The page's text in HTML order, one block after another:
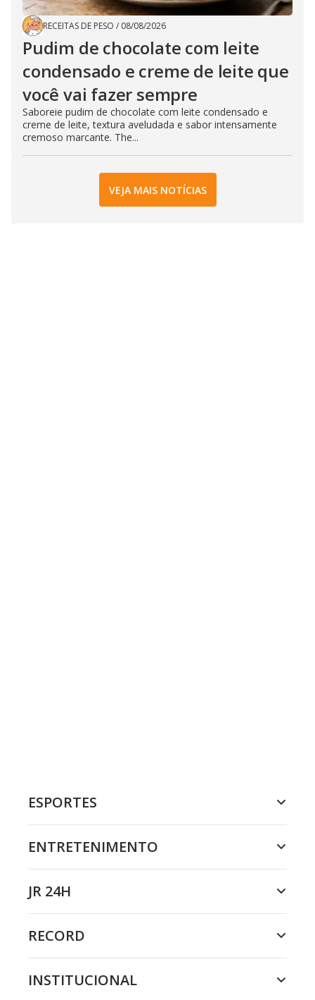
RECEITAS DE PESO / 08/08/2026
Pudim de chocolate com leite
condensado e creme de leite que
você vai fazer sempre
Saboreie pudim de chocolate com leite condensado e
creme de leite, textura aveludada e sabor intensamente
cremoso marcante. The...
VEJA MAIS NOTÍCIAS
ESPORTES
ENTRETENIMENTO
JR 24H
RECORD
INSTITUCIONAL